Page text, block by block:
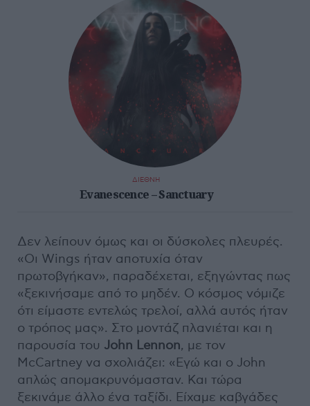
ΔΙΕΘΝΗ
Evanescence – Sanctuary
Δεν λείπουν όμως και οι δύσκολες πλευρές.
«Οι Wings ήταν αποτυχία όταν
πρωτοβγήκαν», παραδέχεται, εξηγώντας πως
«ξεκινήσαμε από το μηδέν. Ο κόσμος νόμιζε
ότι είμαστε εντελώς τρελοί, αλλά αυτός ήταν
ο τρόπος μας». Στο μοντάζ πλανιέται και η
παρουσία του John Lennon, με τον
McCartney να σχολιάζει: «Εγώ και ο John
απλώς απομακρυνόμασταν. Και τώρα
ξεκινάμε άλλο ένα ταξίδι. Είχαμε καβγάδες